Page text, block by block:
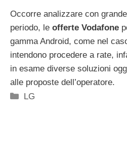
Occorre analizzare con
periodo, le offerte Vodafone
gamma Android, come nel
intendono procedere a rate,
in esame diverse soluzioni
alle proposte dell’operatore.
Categorie
LG